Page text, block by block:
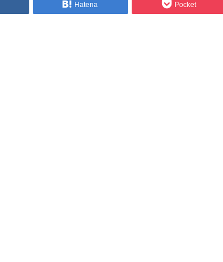
Hatena Pocket